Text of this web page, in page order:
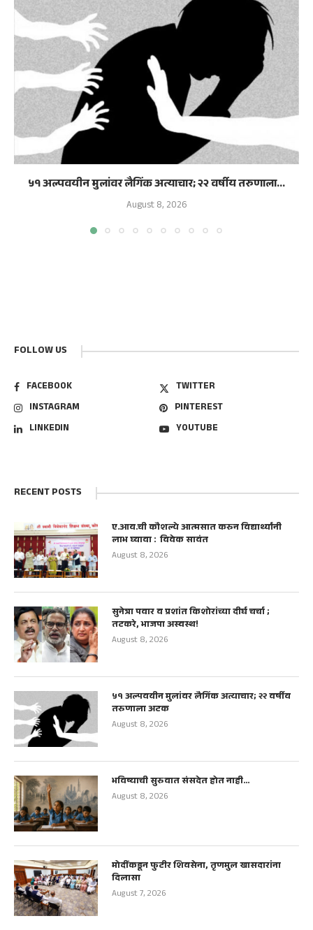
५१ अल्पवयीन मुलांवर लैगिंक अत्याचार; २२ वर्षीय तरुणाला...
August 8, 2026
FOLLOW US
FACEBOOK
TWITTER
INSTAGRAM
PINTEREST
LINKEDIN
YOUTUBE
RECENT POSTS
ए.आय.ची कौशल्ये आत्मसात करुन विद्यार्थ्यांनी
लाभ घ्यावा : विवेक सावंत
August 8, 2026
सुनेत्रा पवार व प्रशांत किशोरांच्या दीर्घ चर्चा ;
तटकरे, भाजपा अस्वस्थ!
August 8, 2026
५१ अल्पवयीन मुलांवर लैगिंक अत्याचार; २२ वर्षीय
तरुणाला अटक
August 8, 2026
भविष्याची सुरुवात संसदेत होत नाही…
August 8, 2026
मोदींकडून फुटीर शिवसेना, तृणमुल खासदारांना
दिलासा
August 7, 2026